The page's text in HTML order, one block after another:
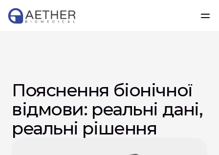
Пояснення біонічної
відмови: реальні дані,
реальні рішення